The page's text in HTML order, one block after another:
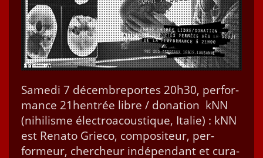
Same­di 7 décem­breportes 20h30, per­for­
mance 21hentrée libre / dona­tion kNN
(nihilisme élec­troa­cous­tique, Ital­ie) : kNN
est Rena­to Grieco, com­pos­i­teur, per­
formeur, chercheur indépen­dant et cura­